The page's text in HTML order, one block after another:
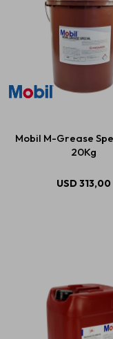
Mobil M-Grease
20Kg
USD313,00